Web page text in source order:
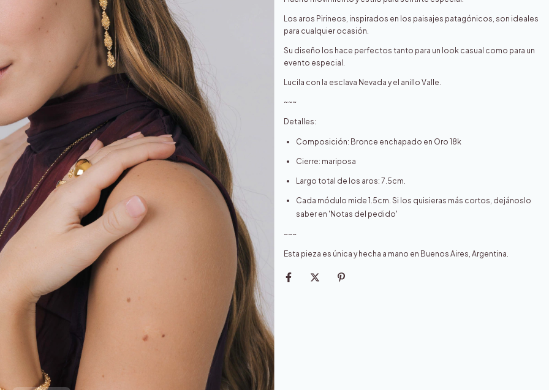
Los aros Pirineos, inspirados en los paisajes patagónicos, son ideales
para cualquier ocasión.
Su diseño los hace perfectos tanto para un look casual como para un
evento especial.
Lucila con la esclava Nevada y el anillo Valle.
~~~
Detalles:
Composición: Bronce enchapado en Oro 18k
Cierre: mariposa
Largo total de los aros: 7.5cm.
Cada módulo mide 1.5cm. Si los quisieras más cortos, dejánoslo
saber en 'Notas del pedido'
~~~
Esta pieza es única y hecha a mano en Buenos Aires, Argentina.